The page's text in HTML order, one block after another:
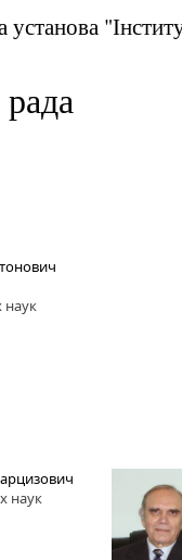
наук
наук